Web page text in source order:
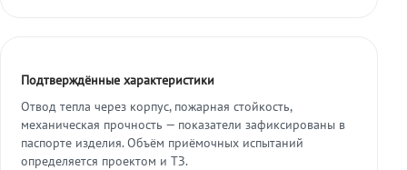
Подтверждённые характеристики
Отвод тепла через корпус, пожарная стойкость,
механическая прочность — показатели зафиксированы в
паспорте изделия. Объём приёмочных испытаний
определяется проектом и ТЗ.